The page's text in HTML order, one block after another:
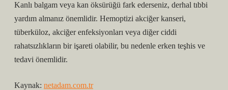
Kanlı balgam veya kan öksürüğü fark ederseniz, derhal tıbbi
yardım almanız önemlidir. Hemoptizi akciğer kanseri,
tüberküloz, akciğer enfeksiyonları veya diğer ciddi
rahatsızlıkların bir işareti olabilir, bu nedenle erken teşhis ve
tedavi önemlidir.
Kaynak: netadam.com.tr